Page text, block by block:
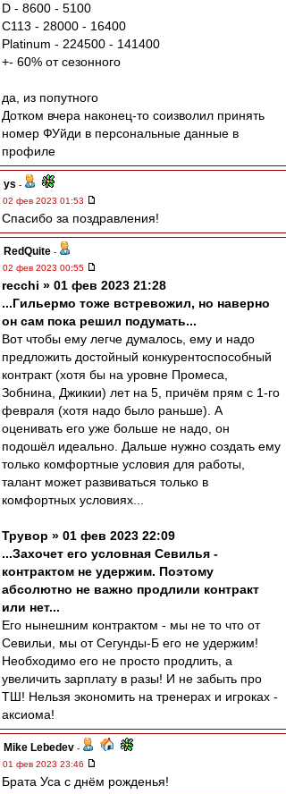
D - 8600 - 5100
C113 - 28000 - 16400
Platinum - 224500 - 141400
+- 60% от сезонного
да, из попутного
Дотком вчера наконец-то соизволил принять
номер ФУйди в персональные данные в
профиле
ys -
02 фев 2023 01:53
Спасибо за поздравления!
RedQuite -
02 фев 2023 00:55
recchi » 01 фев 2023 21:28
...Гильермо тоже встревожил, но наверно
он сам пока решил подумать...
Вот чтобы ему легче думалось, ему и надо
предложить достойный конкурентоспособный
контракт (хотя бы на уровне Промеса,
Зобнина, Джикии) лет на 5, причём прям с 1-го
февраля (хотя надо было раньше). А
оценивать его уже больше не надо, он
подошёл идеально. Дальше нужно создать ему
только комфортные условия для работы,
талант может развиваться только в
комфортных условиях...
Трувор » 01 фев 2023 22:09
...Захочет его условная Севилья -
контрактом не удержим. Поэтому
абсолютно не важно продлили контракт
или нет...
Его нынешним контрактом - мы не то что от
Севильи, мы от Сегунды-Б его не удержим!
Необходимо его не просто продлить, а
увеличить зарплату в разы! И не забыть про
ТШ! Нельзя экономить на тренерах и игроках -
аксиома!
Mike Lebedev -
01 фев 2023 23:46
Брата Уса с днём рожденья!